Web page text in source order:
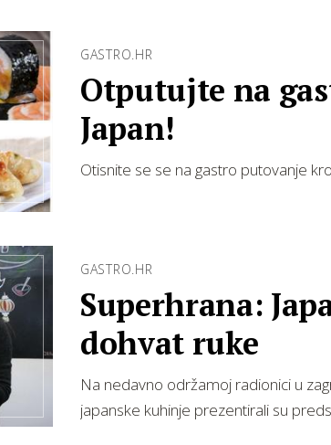
GASTRO.HR
Otputujte na
Japan!
Otisnite se se na gastro putovanje
GASTRO.HR
Superhrana:
dohvat ruke
Na nedavno održamoj radionici u
japanske kuhinje prezentirali su